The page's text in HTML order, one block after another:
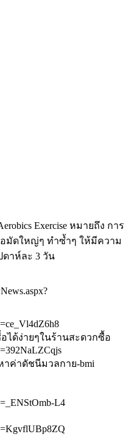
Exercise หมายถึง การ
มัดใหญ่ๆ ทำซ้ำๆ ให้มีความ
าห์ละ 3 วัน
ได้ง่ายๆในร้านสะดวกซื้อ
าค่าดัชนีมวลกาย-bmi
L4